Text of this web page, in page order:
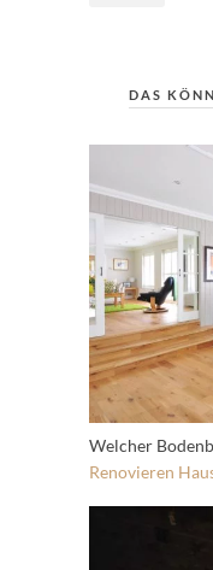
DAS
Welcher
Renovieren